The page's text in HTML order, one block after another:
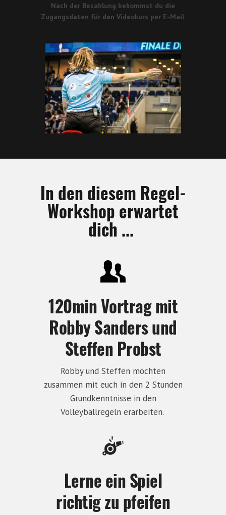
Nach der Bezahlung bekommst du die
Zugangsdaten für den Videokurs per E-Mail.
In den diesem Regel-
Workshop erwartet
dich ...
120min Vortrag mit
Robby Sanders und
Steffen Probst
Robby und Steffen möchten
zusammen mit euch in den 2 Stunden
Grundkenntnisse in den
Volleyballregeln erarbeiten.
Lerne ein Spiel
richtig zu pfeifen